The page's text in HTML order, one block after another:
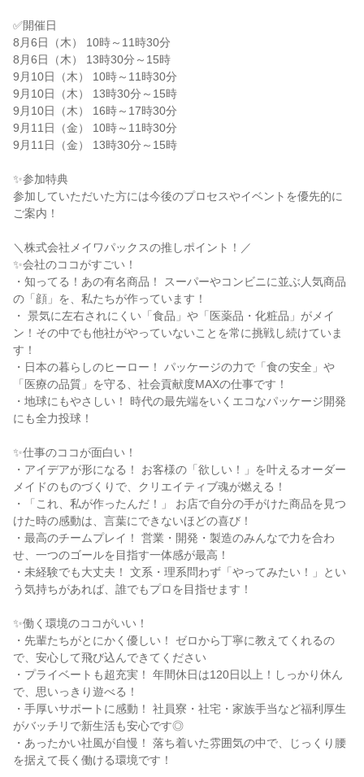
✅開催日
8月6日（木） 10時～11時30分
8月6日（木） 13時30分～15時
9月10日（木） 10時～11時30分
9月10日（木） 13時30分～15時
9月10日（木） 16時～17時30分
9月11日（金） 10時～11時30分
9月11日（金） 13時30分～15時
✨参加特典
参加していただいた方には今後のプロセスやイベントを優先的に
ご案内！
＼株式会社メイワパックスの推しポイント！／
✨会社のココがすごい！
・知ってる！あの有名商品！ スーパーやコンビニに並ぶ人気商品
の「顔」を、私たちが作っています！
・ 景気に左右されにくい「食品」や「医薬品・化粧品」がメイ
ン！その中でも他社がやっていないことを常に挑戦し続けていま
す！
・日本の暮らしのヒーロー！ パッケージの力で「食の安全」や
「医療の品質」を守る、社会貢献度MAXの仕事です！
・地球にもやさしい！ 時代の最先端をいくエコなパッケージ開発
にも全力投球！
✨仕事のココが面白い！
・アイデアが形になる！ お客様の「欲しい！」を叶えるオーダー
メイドのものづくりで、クリエイティブ魂が燃える！
・「これ、私が作ったんだ！」 お店で自分の手がけた商品を見つ
けた時の感動は、言葉にできないほどの喜び！
・最高のチームプレイ！ 営業・開発・製造のみんなで力を合わ
せ、一つのゴールを目指す一体感が最高！
・未経験でも大丈夫！ 文系・理系問わず「やってみたい！」とい
う気持ちがあれば、誰でもプロを目指せます！
✨働く環境のココがいい！
・先輩たちがとにかく優しい！ ゼロから丁寧に教えてくれるの
で、安心して飛び込んできてください
・プライベートも超充実！ 年間休日は120日以上！しっかり休ん
で、思いっきり遊べる！
・手厚いサポートに感動！ 社員寮・社宅・家族手当など福利厚生
がバッチリで新生活も安心です◎
・あったかい社風が自慢！ 落ち着いた雰囲気の中で、じっくり腰
を据えて長く働ける環境です！